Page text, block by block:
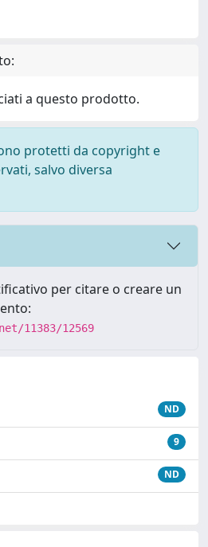
a questo prodotto.
protetti da copyright e
salvo diversa
per citare o creare un
11383/12569
ND
9
ND